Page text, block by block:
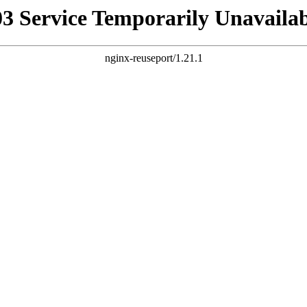
Service Temporarily
nginx-reuseport/1.21.1